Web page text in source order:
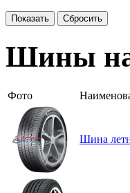
Шины
Фото
Шина